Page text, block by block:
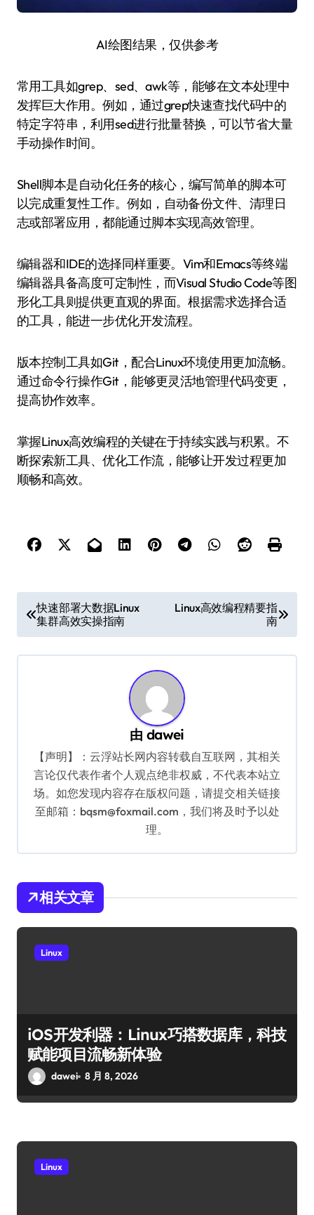
AI绘图结果，仅供参考
常用工具如grep、sed、awk等，能够在文本处理中
发挥巨大作用。例如，通过grep快速查找代码中的
特定字符串，利用sed进行批量替换，可以节省大量
手动操作时间。
Shell脚本是自动化任务的核心，编写简单的脚本可
以完成重复性工作。例如，自动备份文件、清理日
志或部署应用，都能通过脚本实现高效管理。
编辑器和IDE的选择同样重要。Vim和Emacs等终端
编辑器具备高度可定制性，而Visual Studio Code等图
形化工具则提供更直观的界面。根据需求选择合适
的工具，能进一步优化开发流程。
版本控制工具如Git，配合Linux环境使用更加流畅。
通过命令行操作Git，能够更灵活地管理代码变更，
提高协作效率。
掌握Linux高效编程的关键在于持续实践与积累。不
断探索新工具、优化工作流，能够让开发过程更加
顺畅和高效。
章
导
快速部署大数据Linux
集群高效实操指南
Linux高效编程精要指
南
由dawei
【声明】：云浮站长网内容转载自互联网，其相关
言论仅代表作者个人观点绝非权威，不代表本站立
场。如您发现内容存在版权问题，请提交相关链接
至邮箱：bqsm@foxmail.com，我们将及时予以处
理。
相关文章
Linux
iOS开发利器：Linux巧搭数据库，科技
赋能项目流畅新体验
dawei 8 月 8, 2026
Linux